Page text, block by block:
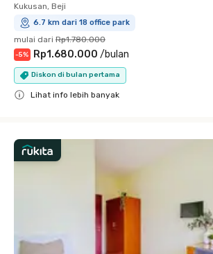
Kukusan, Beji
6.7 km dari 18 office park
mulai dari Rp1.780.000
-5% Rp1.680.000 /bulan
Diskon di bulan pertama
Lihat info lebih banyak